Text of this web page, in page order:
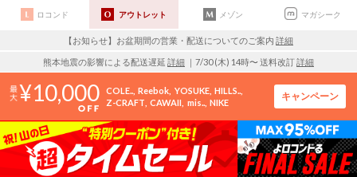
ロコンド アウトレット メゾン マガシーク
【お知らせ】お盆期間の営業・配送についてのご案内 詳細
熊本地震の影響による配送遅延 詳細 ｜7/30 (木) 14時〜 送料改訂詳細
10,000 COLE.. Reebok YOSUKE HILLS..
Z-CRAFT CAWAII mis.. NIKE
キャンペーン